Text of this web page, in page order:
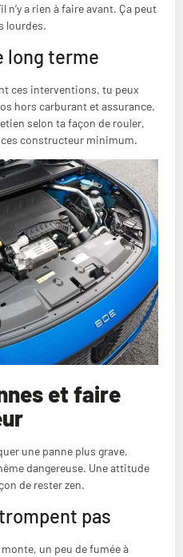
a rien à faire avant. Ça peut
lourdes.
long terme
ces interventions, tu peux
hors carburant et assurance.
selon ta façon de rouler,
constructeur minimum.
et faire
une panne plus grave,
dangereuse. Une attitude
de rester zen.
pas
un peu de fumée à